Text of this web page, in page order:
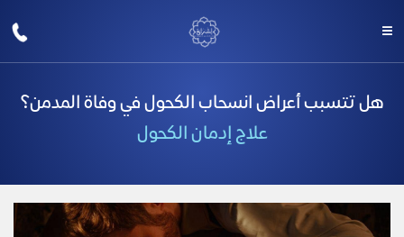
هل تتسبب أعراض انسحاب الكحول في وفاة المدمن؟
علاج إدمان الكحول